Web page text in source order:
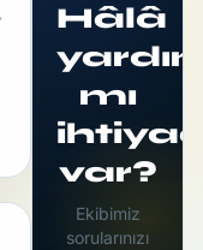
Hâlâ
mı
var?
Ekibimiz
sorularınızı